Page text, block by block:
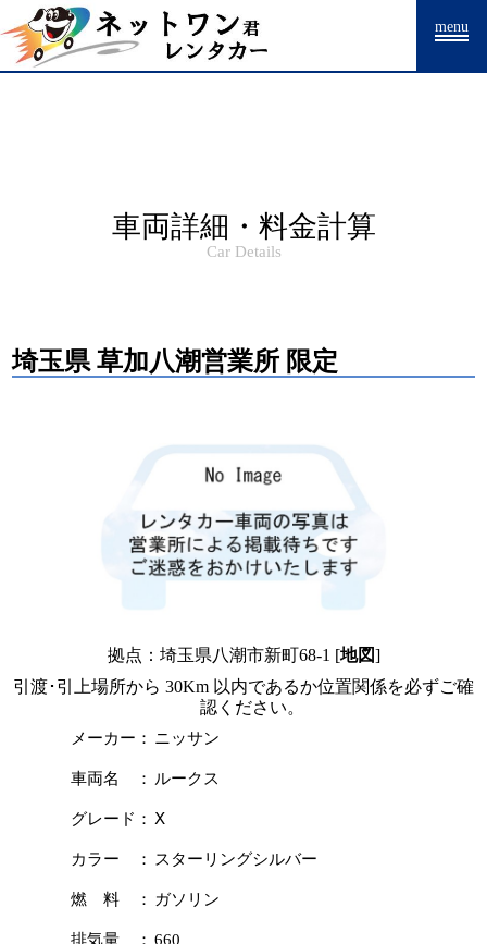
Warning: Undefined array key "HTTP_ACCEPT_LANGUAGE" in
/home/drpnw/netwankun.com/public_html/include/access_log.phpon
line15
menu
車両詳細・料金計算
Car Details
埼玉県 草加八潮営業所 限定
拠点：埼玉県八潮市新町68-1 [地図]
引渡･引上場所から 30Km 以内であるか位置関係を必ずご確
認ください。
メーカー： ニッサン
車両名 ： ルークス
グレード： Ⅹ
カラー ： スターリングシルバー
燃 料 ： ガソリン
排気量 ： 660